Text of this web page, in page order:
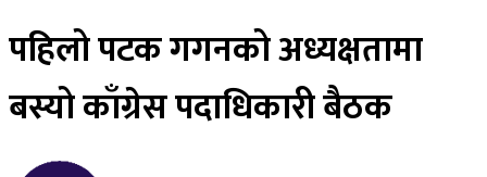
पहिलो पटक गगनको अध्यक्षतामा
बस्यो काँग्रेस पदाधिकारी बैठक